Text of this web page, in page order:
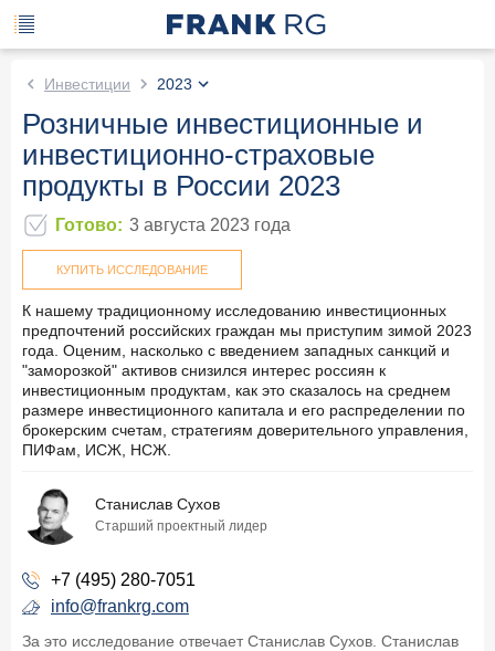
Инвестиции 2023
Розничные инвестиционные и
инвестиционно-страховые
продукты в России 2023
Готово: 3 августа 2023 года
КУПИТЬ ИССЛЕДОВАНИЕ
К нашему традиционному исследованию инвестиционных
предпочтений российских граждан мы приступим зимой 2023
года. Оценим, насколько с введением западных санкций и
"заморозкой" активов снизился интерес россиян к
инвестиционным продуктам, как это сказалось на среднем
размере инвестиционного капитала и его распределении по
брокерским счетам, стратегиям доверительного управления,
ПИФам, ИСЖ, НСЖ.
Станислав Сухов
Старший проектный лидер
+7 (495) 280-7051
info@frankrg.com
За это исследование отвечает Станислав Сухов. Станислав